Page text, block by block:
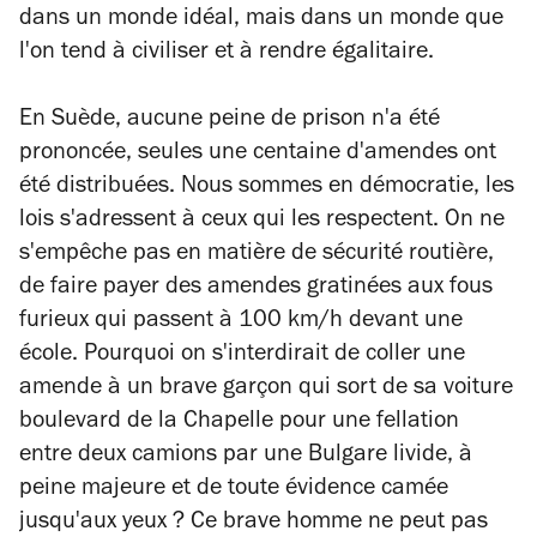
dans un monde idéal, mais dans un monde que
l'on tend à civiliser et à rendre égalitaire.
En Suède, aucune peine de prison n'a été
prononcée, seules une centaine d'amendes ont
été distribuées. Nous sommes en démocratie, les
lois s'adressent à ceux qui les respectent. On ne
s'empêche pas en matière de sécurité routière,
de faire payer des amendes gratinées aux fous
furieux qui passent à 100 km/h devant une
école. Pourquoi on s'interdirait de coller une
amende à un brave garçon qui sort de sa voiture
boulevard de la Chapelle pour une fellation
entre deux camions par une Bulgare livide, à
peine majeure et de toute évidence camée
jusqu'aux yeux ? Ce brave homme ne peut pas